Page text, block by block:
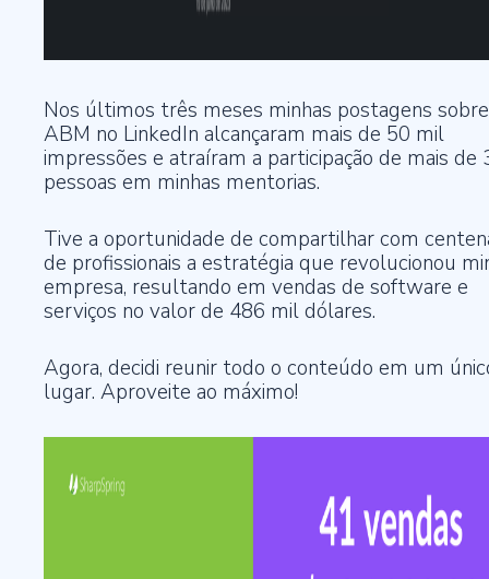
Nos últimos três meses minhas postagens sobre
ABM no LinkedIn alcançaram mais de 50 mil
impressões e atraíram a participação de mais de
pessoas em minhas mentorias.
Tive a oportunidade de compartilhar com
de profissionais a estratégia que revolucionou
empresa, resultando em vendas de software e
serviços no valor de 486 mil dólares.
Agora, decidi reunir todo o conteúdo em um
lugar. Aproveite ao máximo!